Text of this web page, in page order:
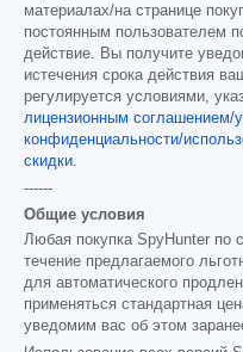
материалах/на странице
постоянным пользователем
действие. Вы получите
истечения срока действия
регулируется условиями,
лицензионным соглашением/
конфиденциальности/
скидки.
------
Общие условия
Любая покупка SpyHunter по
течение предлагаемого
для автоматического
применяться стандартная
уведомим вас об этом